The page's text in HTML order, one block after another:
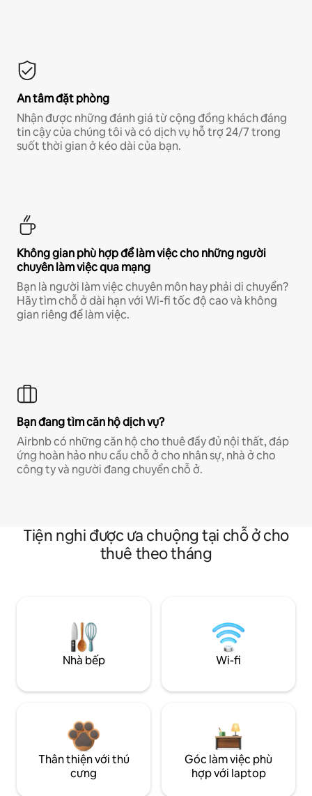
An tâm đặt phòng
Nhận được những đánh giá từ cộng đồng khách đáng
tin cậy của chúng tôi và có dịch vụ hỗ trợ 24/7 trong
suốt thời gian ở kéo dài của bạn.
Không gian phù hợp để làm việc cho những người
chuyên làm việc qua mạng
Bạn là người làm việc chuyên môn hay phải di chuyển?
Hãy tìm chỗ ở dài hạn với Wi-fi tốc độ cao và không
gian riêng để làm việc.
Bạn đang tìm căn hộ dịch vụ?
Airbnb có những căn hộ cho thuê đầy đủ nội thất, đáp
ứng hoàn hảo nhu cầu chỗ ở cho nhân sự, nhà ở cho
công ty và người đang chuyển chỗ ở.
Tiện nghi được ưa chuộng tại chỗ ở cho
thuê theo tháng
Nhà bếp Wi-fi
Thân thiện với thú
cưng
Góc làm việc phù
hợp với laptop